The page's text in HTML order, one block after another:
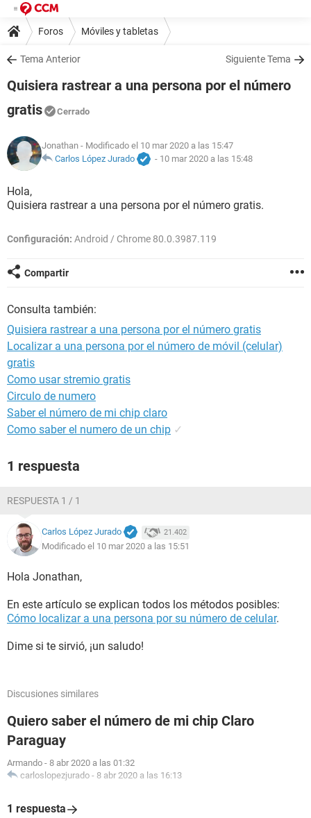
Foros Móviles y tabletas
Tema Anterior Siguiente Tema
Quisiera rastrear a una persona por el número
gratis
Cerrado
Jonathan - Modificado el 10 mar 2020 a las 15:47
Carlos López Jurado
- 10 mar 2020 a las 15:48
Hola,
Quisiera rastrear a una persona por el número gratis.
Configuración: Android / Chrome 80.0.3987.119
Compartir
Consulta también:
Quisiera rastrear a una persona por el número gratis
Localizar a una persona por el número de móvil (celular)
gratis
Como usar stremio gratis
Circulo de numero
Saber el número de mi chip claro
Como saber el numero de un chip ✓
1 respuesta
RESPUESTA 1 / 1
Carlos López Jurado 21.402
Modificado el 10 mar 2020 a las 15:51
Hola Jonathan,
En este artículo se explican todos los métodos posibles:
Cómo localizar a una persona por su número de celular.
Dime si te sirvió, ¡un saludo!
Discusiones similares
Quiero saber el número de mi chip Claro
Paraguay
Armando - 8 abr 2020 a las 01:32
carloslopezjurado - 8 abr 2020 a las 16:13
1 respuesta